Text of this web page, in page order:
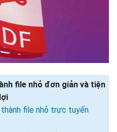
file nhỏ đơn giản và tiện
lợi
file nhỏ trực tuyến